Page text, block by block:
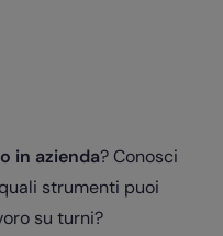
in azienda? Conosci
strumenti puoi
su turni?